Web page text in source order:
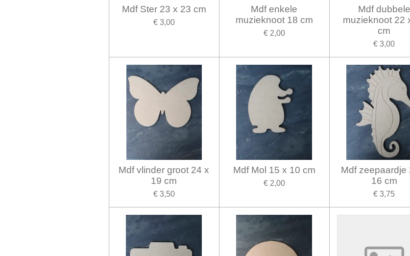
Mdf Ster 23 x 23 cm
€ 3,00
Mdf enkele
muzieknoot 18 cm
€ 2,00
Mdf dubbele
muzieknoot 22
cm
€ 3,00
Mdf vlinder groot 24 x
19 cm
€ 3,50
Mdf Mol 15 x 10 cm
€ 2,00
Mdf zeepaardje
16 cm
€ 3,75